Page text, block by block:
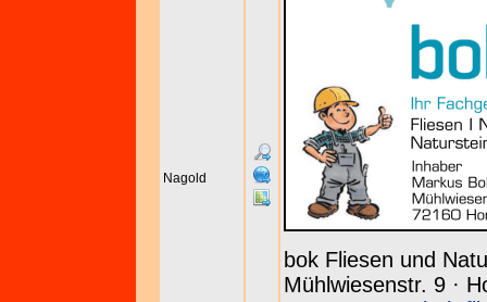
Nagold
bok Fliesen und
Mühlwiesenstr. 9 ·